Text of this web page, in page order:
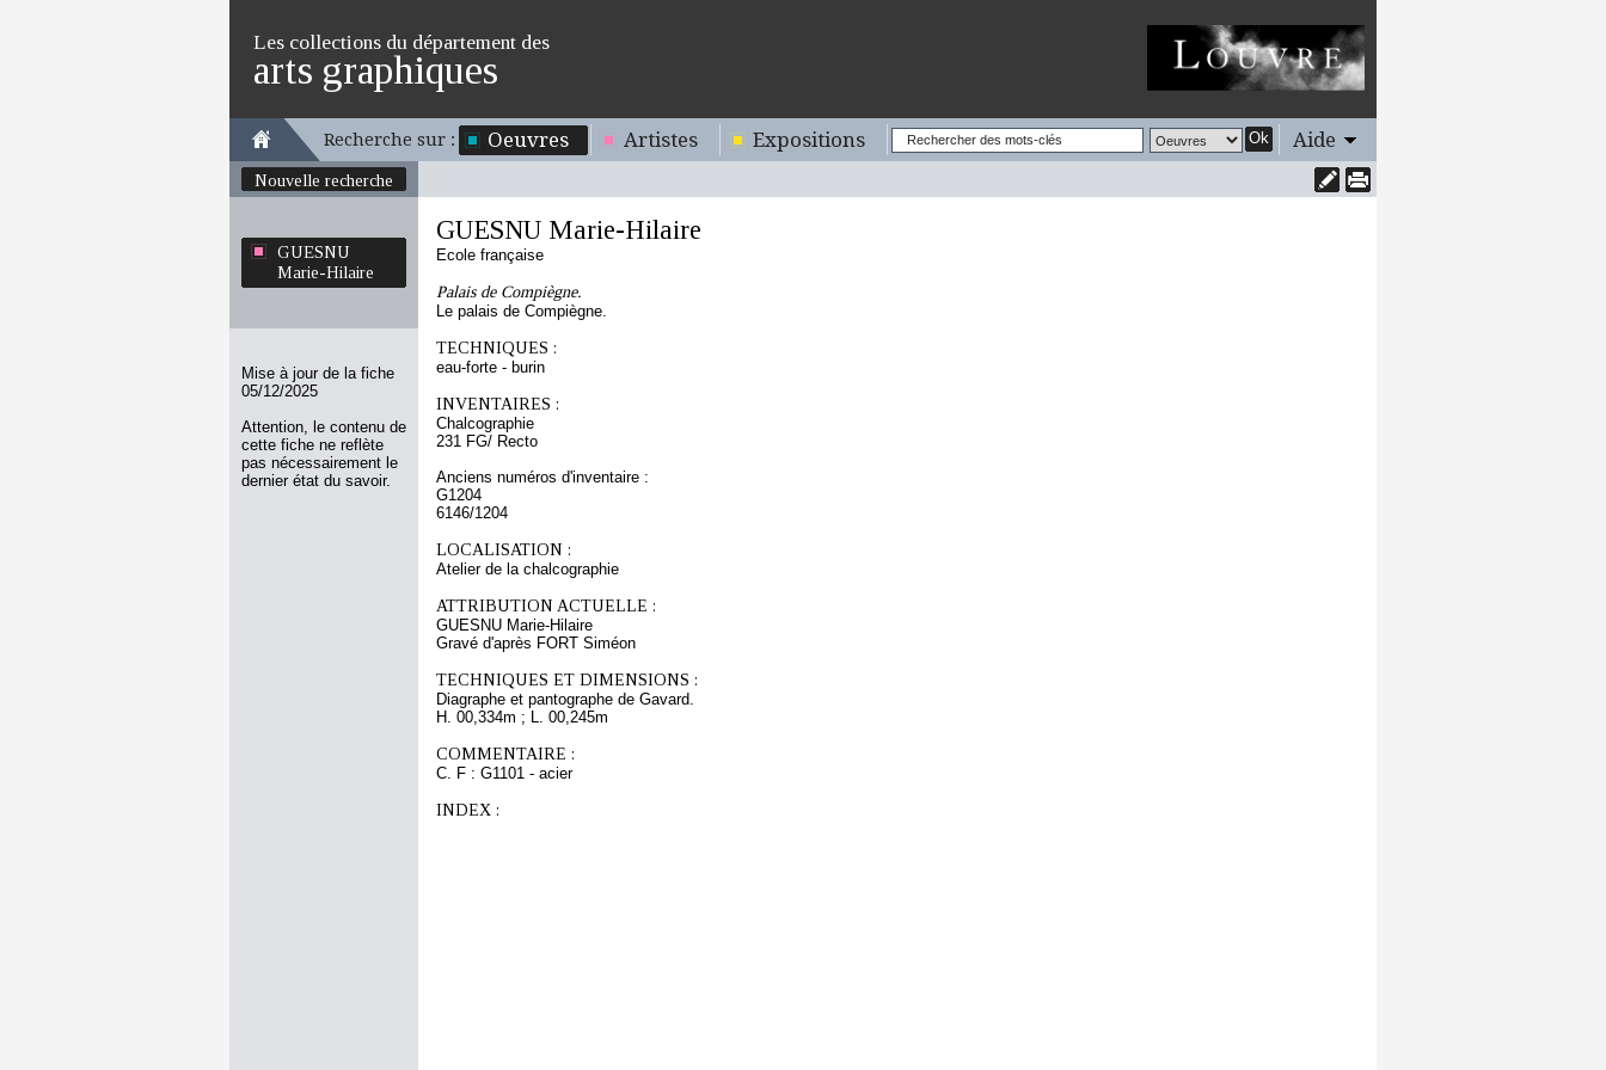
Les collections du département des
arts graphiques
Recherche sur : Oeuvres Artistes Expositions Ok Aide
Nouvelle recherche
GUESNU
Marie-Hilaire
Mise à jour de la fiche
05/12/2025
Attention, le contenu de
cette fiche ne reflète
pas nécessairement le
dernier état du savoir.
GUESNU Marie-Hilaire
Ecole française
Palais de Compiègne.
Le palais de Compiègne.
TECHNIQUES :
eau-forte - burin
INVENTAIRES :
Chalcographie
231 FG/ Recto
Anciens numéros d'inventaire :
G1204
6146/1204
LOCALISATION :
Atelier de la chalcographie
ATTRIBUTION ACTUELLE :
GUESNU Marie-Hilaire
Gravé d'après FORT Siméon
TECHNIQUES ET DIMENSIONS :
Diagraphe et pantographe de Gavard.
H. 00,334m ; L. 00,245m
COMMENTAIRE :
C. F : G1101 - acier
INDEX :